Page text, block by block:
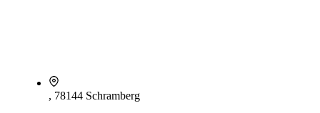
, 78144 Schramberg